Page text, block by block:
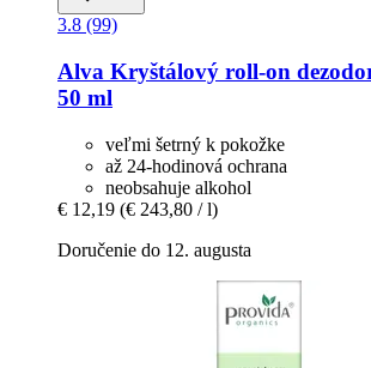
3.8 (99)
Alva Kryštálový roll-​on
50 ml
veľmi šetrný k pokožke
až 24-hodinová ochrana
neobsahuje alkohol
€ 12,19 (€ 243,80 / l)
Doručenie do 12. augusta